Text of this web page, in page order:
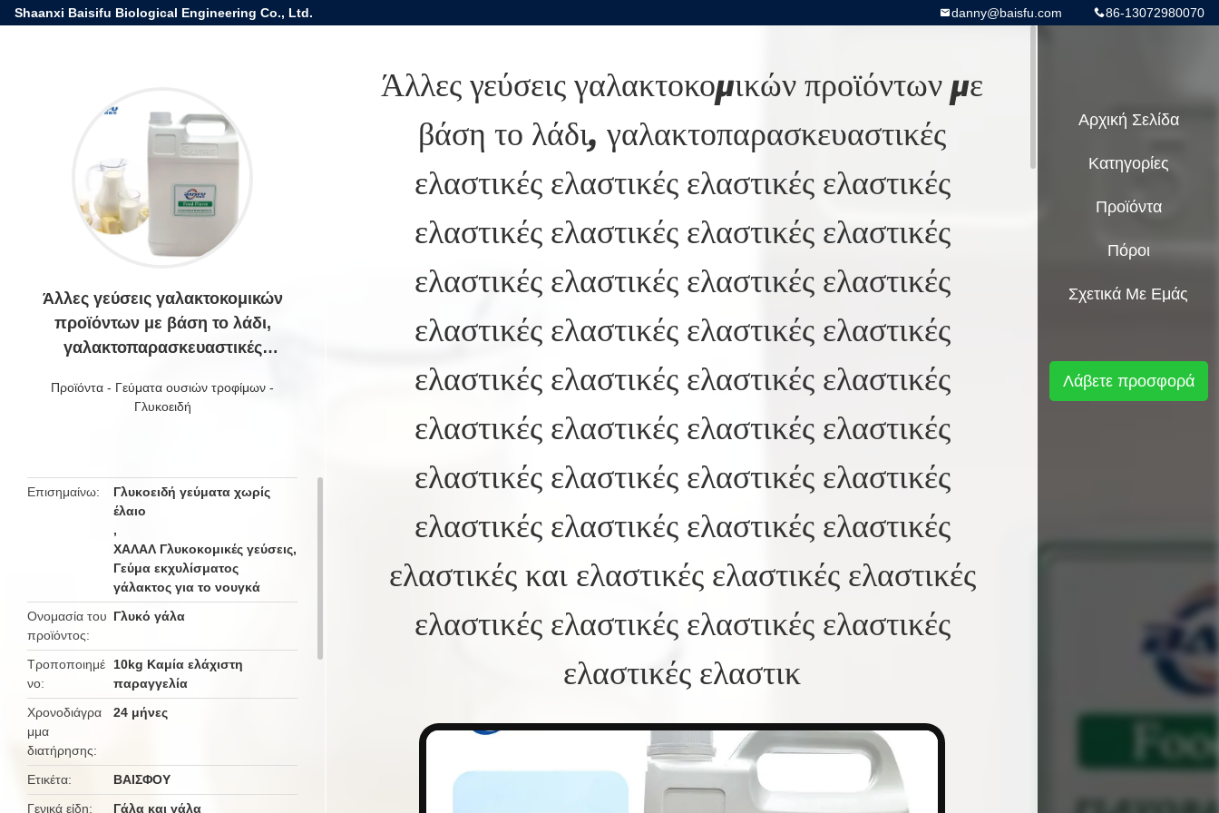
Shaanxi Baisifu Biological Engineering Co., Ltd. 86-13072980070
danny@baisfu.com
Άλλες γεύσεις γαλακτοκομικών
προϊόντων με βάση το λάδι,
γαλακτοπαρασκευαστικές
ελαστικές ελαστικές ελαστικές
ελαστικές ελαστικές ελαστικές
ελαστικές ελαστικές ελαστικές
ελαστικές ελαστικές ελαστικές
ελαστικές ελαστικές ελαστικές
ελαστικές ελαστικές ελαστικές
ελαστικές ελαστικές ελαστικές και
ελαστικές ελαστικές ελαστικές
ελαστικές ελαστικές ελαστικές
ελαστικές ελαστικές ελαστικ
Προϊόντα - Γεύματα ουσιών τροφίμων -
Γλυκοειδή
Επισημαίνω
Γλυκοειδή γεύματα χωρίς
έλαιο
,
ΧΑΛΑΛ Γλυκοκομικές γεύσεις,
Γεύμα εκχυλίσματος
γάλακτος για το νουγκά
Ονομασία του
προϊόντος
Γλυκό γάλα
Τροποποιημέ
νο
10kg Καμία ελάχιστη
παραγγελία
Χρονοδιάγρα
μμα
διατήρησης
24 μήνες
Ετικέτα
ΒΑΙΣΦΟΥ
Γενικά είδη
Γάλα και γάλα
Άλλες γεύσεις γαλακτοκομικών προϊόντων με
βάση το λάδι, γαλακτοπαρασκευαστικές
ελαστικές ελαστικές ελαστικές ελαστικές
ελαστικές ελαστικές ελαστικές ελαστικές
ελαστικές ελαστικές ελαστικές ελαστικές
ελαστικές ελαστικές ελαστικές ελαστικές
ελαστικές ελαστικές ελαστικές ελαστικές
ελαστικές ελαστικές ελαστικές ελαστικές
ελαστικές ελαστικές ελαστικές ελαστικές
ελαστικές ελαστικές ελαστικές ελαστικές
ελαστικές και ελαστικές ελαστικές ελαστικές
ελαστικές ελαστικές ελαστικές ελαστικές
ελαστικές ελαστικ
Αρχική Σελίδα
Κατηγορίες
Προϊόντα
Πόροι
Σχετικά Με Εμάς
Λάβετε προσφορά